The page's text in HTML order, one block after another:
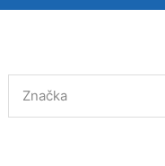
Značka